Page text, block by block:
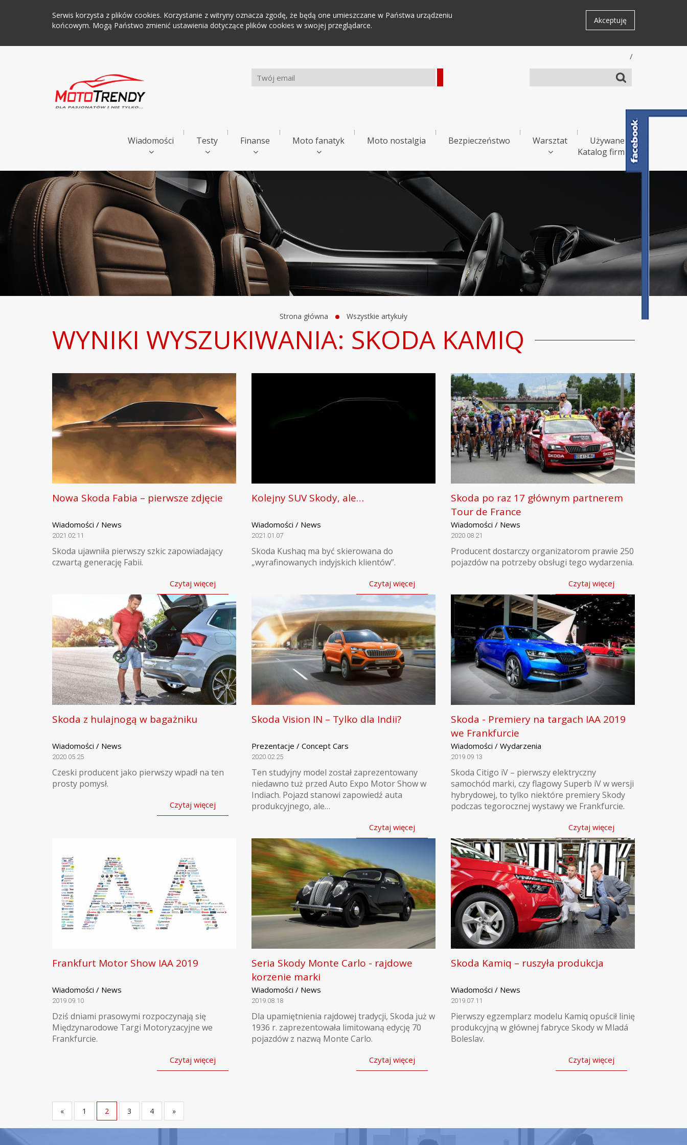
Serwis korzysta z plików cookies. Korzystanie z witryny oznacza zgodę, że będą one umieszczane w Państwa urządzeniu
końcowym. Mogą Państwo zmienić ustawienia dotyczące plików cookies w swojej przeglądarce.
Akceptuję
/
Wiadomości Testy Finanse Moto fanatyk Moto nostalgia Bezpieczeństwo Warsztat
Używane
Katalog firm
Strona główna Wszystkie artykuły
WYNIKI WYSZUKIWANIA: SKODA KAMIQ
Nowa Skoda Fabia – pierwsze zdjęcie
Wiadomości / News
2021.02.11
Skoda ujawniła pierwszy szkic zapowiadający
czwartą generację Fabii.
Czytaj więcej
Kolejny SUV Skody, ale…
Wiadomości / News
2021.01.07
Skoda Kushaq ma być skierowana do
„wyrafinowanych indyjskich klientów”.
Czytaj więcej
Skoda po raz 17 głównym partnerem
Tour de France
Wiadomości / News
2020.08.21
Producent dostarczy organizatorom prawie 250
pojazdów na potrzeby obsługi tego wydarzenia.
Czytaj więcej
Skoda z hulajnogą w bagażniku
Wiadomości / News
2020.05.25
Czeski producent jako pierwszy wpadł na ten
prosty pomysł.
Czytaj więcej
Skoda Vision IN – Tylko dla Indii?
Prezentacje / Concept Cars
2020.02.25
Ten studyjny model został zaprezentowany
niedawno tuż przed Auto Expo Motor Show w
Indiach. Pojazd stanowi zapowiedź auta
produkcyjnego, ale…
Czytaj więcej
Skoda - Premiery na targach IAA 2019
we Frankfurcie
Wiadomości / Wydarzenia
2019.09.13
Skoda Citigo iV – pierwszy elektryczny
samochód marki, czy flagowy Superb iV w wersji
hybrydowej, to tylko niektóre premiery Skody
podczas tegorocznej wystawy we Frankfurcie.
Czytaj więcej
Frankfurt Motor Show IAA 2019
Wiadomości / News
2019.09.10
Dziś dniami prasowymi rozpoczynają się
Międzynarodowe Targi Motoryzacyjne we
Frankfurcie.
Czytaj więcej
Seria Skody Monte Carlo - rajdowe
korzenie marki
Wiadomości / News
2019.08.18
Dla upamiętnienia rajdowej tradycji, Skoda już w
1936 r. zaprezentowała limitowaną edycję 70
pojazdów z nazwą Monte Carlo.
Czytaj więcej
Skoda Kamiq – ruszyła produkcja
Wiadomości / News
2019.07.11
Pierwszy egzemplarz modelu Kamiq opuścił linię
produkcyjną w głównej fabryce Skody w Mladá
Boleslav.
Czytaj więcej
« 1 2 3 4 »